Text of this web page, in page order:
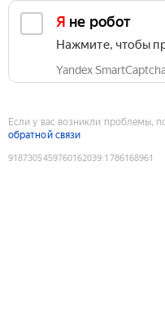
Я не робот
Нажмите, чтобы
Yandex
Если у вас возникли проблемы,
обратной связи
9187305459760162039:1786168961